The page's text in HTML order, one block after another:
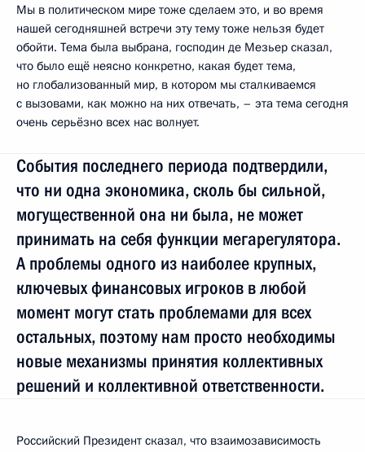
Мы в политическом мире тоже сделаем это, и во время
нашей сегодняшней встречи эту тему тоже нельзя будет
обойти. Тема была выбрана, господин де Мезьер сказал,
что было ещё неясно конкретно, какая будет тема,
но глобализованный мир, в котором мы сталкиваемся
с вызовами, как можно на них отвечать, – эта тема сегодня
очень серьёзно всех нас волнует.
События последнего периода подтвердили,
что ни одна экономика, сколь бы сильной,
могущественной она ни была, не может
принимать на себя функции мегарегулятора.
А проблемы одного из наиболее крупных,
ключевых финансовых игроков в любой
момент могут стать проблемами для всех
остальных, поэтому нам просто необходимы
новые механизмы принятия коллективных
решений и коллективной ответственности.
Российский Президент сказал, что взаимозависимость